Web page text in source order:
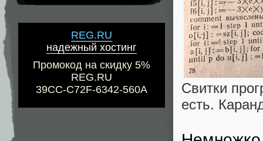
REG.RU
надежный хостинг
Промокод на скидку 5%
REG.RU
39CC-C72F-6342-560A
Свитки
есть.